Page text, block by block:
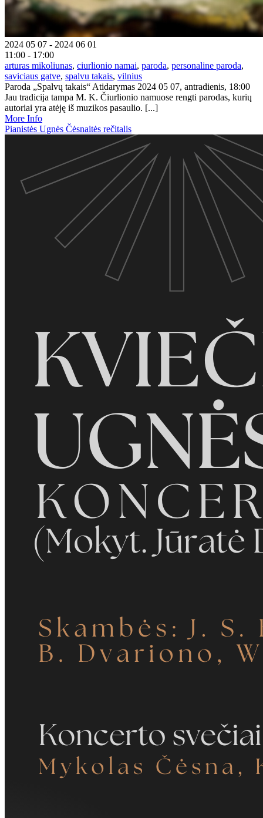
2024 05 07 - 2024 06 01
11:00 - 17:00
arturas mikoliunas, ciurlionio namai, paroda, personaline paroda,
saviciaus gatve, spalvu takais, vilnius
Paroda „Spalvų takais“ Atidarymas 2024 05 07, antradienis, 18:00
Jau tradicija tampa M. K. Čiurlionio namuose rengti parodas, kurių
autoriai yra atėję iš muzikos pasaulio. [...]
More Info
Pianistės Ugnės Čėsnaitės rečitalis